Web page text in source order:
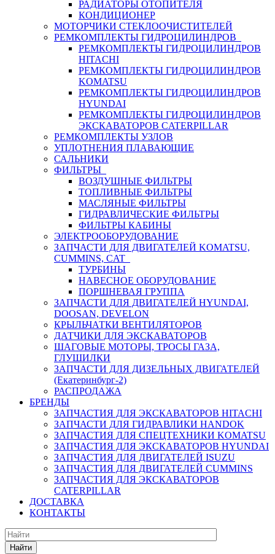
РАДИАТОРЫ ОТОПИТЕЛЯ
КОНДИЦИОНЕР
МОТОРЧИКИ СТЕКЛООЧИСТИТЕЛЕЙ
РЕМКОМПЛЕКТЫ ГИДРОЦИЛИНДРОВ
РЕМКОМПЛЕКТЫ ГИДРОЦИЛИНДРОВ
HITACHI
РЕМКОМПЛЕКТЫ ГИДРОЦИЛИНДРОВ
KOMATSU
РЕМКОМПЛЕКТЫ ГИДРОЦИЛИНДРОВ
HYUNDAI
РЕМКОМПЛЕКТЫ ГИДРОЦИЛИНДРОВ
ЭКСКАВАТОРОВ CATERPILLAR
РЕМКОМПЛЕКТЫ УЗЛОВ
УПЛОТНЕНИЯ ПЛАВАЮЩИЕ
САЛЬНИКИ
ФИЛЬТРЫ
ВОЗДУШНЫЕ ФИЛЬТРЫ
ТОПЛИВНЫЕ ФИЛЬТРЫ
МАСЛЯНЫЕ ФИЛЬТРЫ
ГИДРАВЛИЧЕСКИЕ ФИЛЬТРЫ
ФИЛЬТРЫ КАБИНЫ
ЭЛЕКТРООБОРУДОВАНИЕ
ЗАПЧАСТИ ДЛЯ ДВИГАТЕЛЕЙ KOMATSU,
CUMMINS, CAT
ТУРБИНЫ
НАВЕСНОЕ ОБОРУДОВАНИЕ
ПОРШНЕВАЯ ГРУППА
ЗАПЧАСТИ ДЛЯ ДВИГАТЕЛЕЙ HYUNDAI,
DOOSAN, DEVELON
КРЫЛЬЧАТКИ ВЕНТИЛЯТОРОВ
ДАТЧИКИ ДЛЯ ЭКСКАВАТОРОВ
ШАГОВЫЕ МОТОРЫ, ТРОСЫ ГАЗА,
ГЛУШИЛКИ
ЗАПЧАСТИ ДЛЯ ДИЗЕЛЬНЫХ ДВИГАТЕЛЕЙ
(Екатеринбург-2)
РАСПРОДАЖА
БРЕНДЫ
ЗАПЧАСТИЯ ДЛЯ ЭКСКАВАТОРОВ HITACHI
ЗАПЧАСТИ ДЛЯ ГИДРАВЛИКИ HANDOK
ЗАПЧАСТИЯ ДЛЯ СПЕЦТЕХНИКИ KOMATSU
ЗАПЧАСТИЯ ДЛЯ ЭКСКАВАТОРОВ HYUNDAI
ЗАПЧАСТИЯ ДЛЯ ДВИГАТЕЛЕЙ ISUZU
ЗАПЧАСТИЯ ДЛЯ ДВИГАТЕЛЕЙ CUMMINS
ЗАПЧАСТИЯ ДЛЯ ЭКСКАВАТОРОВ
CATERPILLAR
ДОСТАВКА
КОНТАКТЫ
Найти